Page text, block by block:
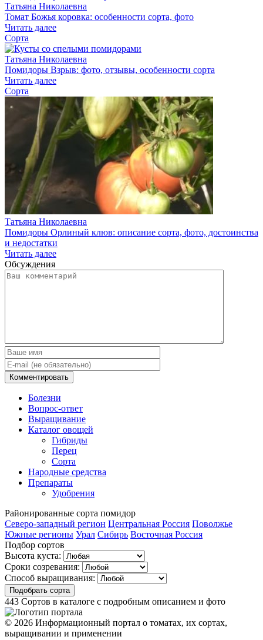
Татьяна Николаевна
Томат Божья коровка: особенности сорта, фото
Читать далее
Сорта
Татьяна Николаевна
Помидоры Взрыв: фото, отзывы, особенности сорта
Читать далее
Сорта
Татьяна Николаевна
Помидоры Орлиный клюв: описание сорта, фото, достоинства
и недостатки
Читать далее
Обсуждения
Болезни
Вопрос-ответ
Выращивание
Каталог овощей
Гибриды
Перец
Сорта
Народные средства
Препараты
Удобрения
Районированные сорта помидор
Северо-западный регион Центральная Россия Поволжье
Южные регионы Урал Сибирь Восточная Россия
Подбор сортов
Высота куста:
Сроки созревания:
Способ выращивания:
Подобрать сорта
443 Сортов в каталоге с подробным описанием и фото
© 2026 Информационный портал о томатах, их сортах,
выращивании и применении